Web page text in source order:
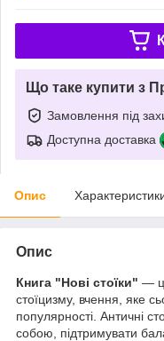
Що таке купити з
Замовлення під
Доступна доставка
Опис
Опис
Книга "Нові стоїки" —
стоїцизму, вчення, яке
популярності. Античні
собою, підтримувати